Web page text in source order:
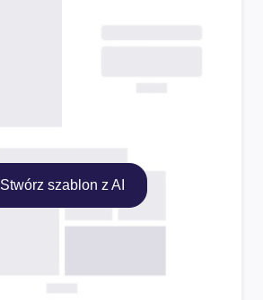
Stwórz szablon z AI